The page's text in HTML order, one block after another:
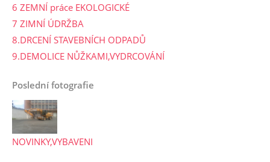
6 ZEMNÍ práce EKOLOGICKÉ
7 ZIMNÍ ÚDRŽBA
8.DRCENÍ STAVEBNÍCH ODPADŮ
9.DEMOLICE NŮŽKAMI,VYDRCOVÁNÍ
Poslední fotografie
NOVINKY,VYBAVENI